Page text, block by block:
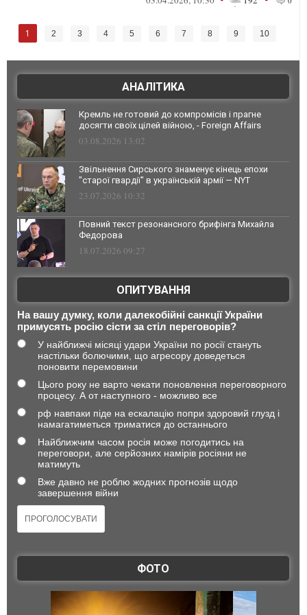
1 2 3 4 5 6 7 8 9 10
АНАЛІТИКА
Кремль не готовий до компромісів і прагне
досягти своїх цілей війною, - Foreign Affairs
03.08.2026 13:02
Звільнення Сирського знаменує кінець епохи
"старої гвардії" в українській армії — NYT
23.07.2026 10:32
Повний текст резонансного брифінга Михайла
Федорова
18.07.2026 09:27
ОПИТУВАННЯ
На вашу думку, коли далекобійні санкції України
примусять росію сісти за стіл переговорів?
У найближчі місяці удари України по росії стануть
настільки болючими, що агресору доведеться
поновити перемовини
Цього року не варто чекати поновлення переговорного
процесу. А от наступного - можливо все
рф навпаки піде на ескалацію попри здоровий глузд і
намагатиметься триматися до останнього
Найближчим часом росія може погодитись на
переговори, але серйозних намірів росіяни не
матимуть
Вже давно не роблю жодних прогнозів щодо
завершення війни
ФОТО